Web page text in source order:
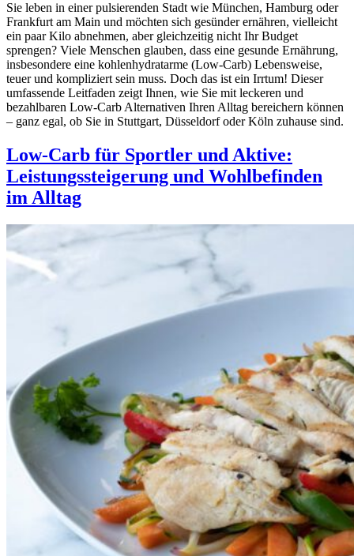
Sie leben in einer pulsierenden Stadt wie München, Hamburg oder
Frankfurt am Main und möchten sich gesünder ernähren, vielleicht
ein paar Kilo abnehmen, aber gleichzeitig nicht Ihr Budget
sprengen? Viele Menschen glauben, dass eine gesunde Ernährung,
insbesondere eine kohlenhydratarme (Low-Carb) Lebensweise,
teuer und kompliziert sein muss. Doch das ist ein Irrtum! Dieser
umfassende Leitfaden zeigt Ihnen, wie Sie mit leckeren und
bezahlbaren Low-Carb Alternativen Ihren Alltag bereichern können
– ganz egal, ob Sie in Stuttgart, Düsseldorf oder Köln zuhause sind.
Low-Carb für Sportler und Aktive:
Leistungssteigerung und Wohlbefinden
im Alltag